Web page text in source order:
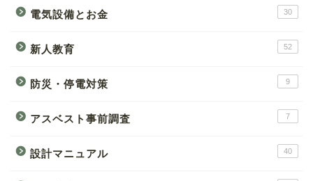
電気設備とお金 30
新人教育 52
防災・停電対策 9
アスベスト事前調査 7
設計マニュアル 40